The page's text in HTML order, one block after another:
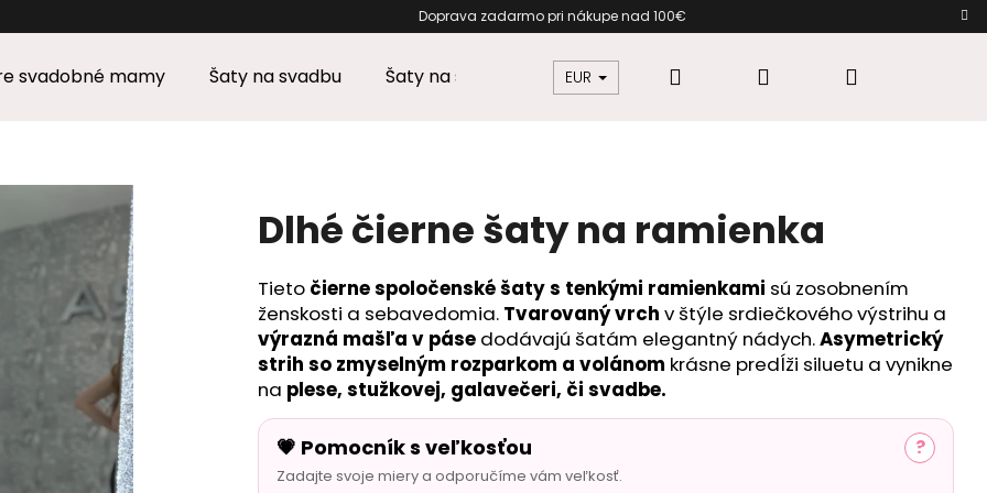
Doprava zadarmo pri nákupe nad
svadobné mamy Šaty na svadbu Šaty na stužkovú Šaty pre moletky Dámska móda
EUR Hľadať Prihlásenie
Dlhé čierne šaty na ramienka
Tieto čierne spoločenské šaty s tenkými ramienkami sú zosobnením
ženskosti a sebavedomia. Tvarovaný vrch v štýle srdiečkového výstrihu a
výrazná mašľa v páse dodávajú šatám elegantný nádych.Asymetrický
strih so zmyselným rozparkom a volánom krásne predĺži siluetu a vynikne
na plese, stužkovej, galavečeri, či svadbe.
💗 Pomocník s veľkosťou ?
Zadajte svoje miery a odporučíme vám veľkosť.
Odporúčame